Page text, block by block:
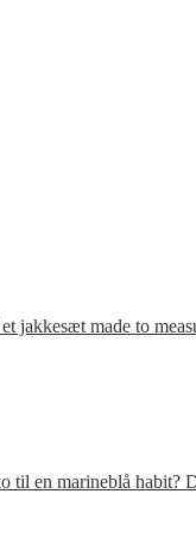
jakkesæt made to
en marineblå